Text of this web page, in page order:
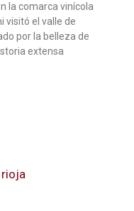
la comarca vinícola
visitó el valle de
por la belleza de
extensa